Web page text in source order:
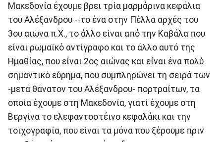
Μακεδονία έχουμε βρει τρία μαρμάρινα κεφάλια
του Αλέξανδρου --το ένα στην Πέλλα αρχές του
3ου αιώνα π.Χ., το άλλο είναι από την Καβάλα που
είναι ρωμαϊκό αντίγραφο και το άλλο αυτό της
Ημαθίας, που είναι 2ος αιώνας και είναι ένα πολύ
σημαντικό εύρημα, που συμπληρώνει τη σειρά των
-μετά θάνατον του Αλέξανδρου- πορτραίτων, τα
οποία έχουμε στη Μακεδονία, γιατί έχουμε στη
Βεργίνα το ελεφαντοστέινο κεφαλάκι και την
τοιχογραφία, που είναι τα μόνα που ξέρουμε πριν